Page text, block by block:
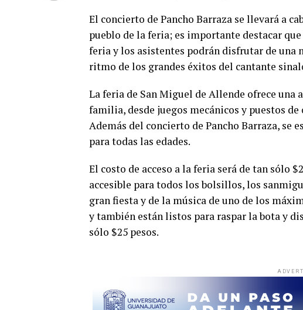
El concierto de Pancho Barraza se llevará a
pueblo de la feria; es importante destacar
feria y los asistentes podrán disfrutar de
ritmo de los grandes éxitos del cantante
La feria de San Miguel de Allende ofrece
familia, desde juegos mecánicos y puestos
Además del concierto de Pancho Barraza, se
para todas las edades.
El costo de acceso a la feria será de tan sólo
accesible para todos los bolsillos, los
gran fiesta y de la música de uno de los
y también están listos para raspar la bota y
sólo $25 pesos.